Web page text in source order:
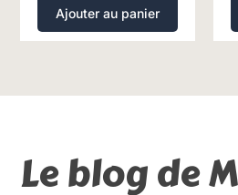
Ajouter au panier
Le blog de